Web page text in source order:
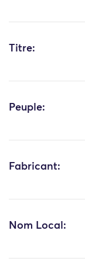
Titre:
Peuple:
Fabricant:
Nom Local: